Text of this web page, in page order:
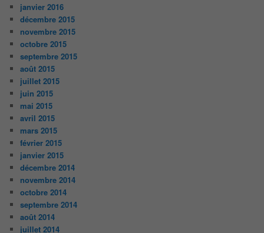
janvier 2016
décembre 2015
novembre 2015
octobre 2015
septembre 2015
août 2015
juillet 2015
juin 2015
mai 2015
avril 2015
mars 2015
février 2015
janvier 2015
décembre 2014
novembre 2014
octobre 2014
septembre 2014
août 2014
juillet 2014